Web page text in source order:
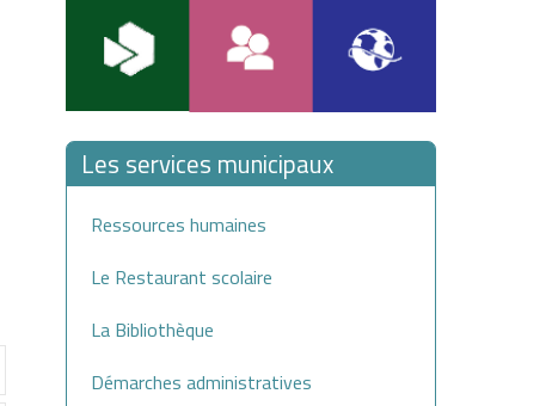
Les services municipaux
Ressources humaines
Le Restaurant scolaire
La Bibliothèque
Démarches administratives